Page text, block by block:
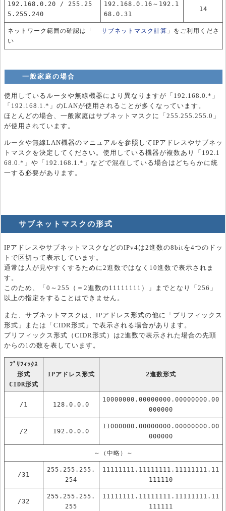
192.168.0.20 / 255.25
5.255.240
192.168.0.16～192.1
68.0.31
14
ネットワーク範囲の確認は「 サブネットマスク計算 」をご利用くださ
い
一般家庭の場合
使用しているルータや無線機器により異なりますが「192.168.0.*」
「192.168.1.*」のLANが使用されることが多くなっています。
ほとんどの場合、一般家庭はサブネットマスクに「255.255.255.0」
が使用されています。
ルータや無線LAN機器のマニュアルを参照してIPアドレスやサブネッ
トマスクを決定してください。使用している機器が複数あり「192.1
68.0.*」や「192.168.1.*」などで混在している場合はどちらかに統
一する必要があります。
サブネットマスクの形式
IPアドレスやサブネットマスクなどのIPv4は2進数の8bitを4つのドッ
トで区切って表示しています。
通常は人が見やすくするために2進数ではなく10進数で表示されま
す。
このため、「0～255（＝2進数の11111111）」までとなり「256」
以上の指定をすることはできません。
また、サブネットマスクは、IPアドレス形式の他に「プリフィックス
形式」または「CIDR形式」で表示される場合があります。
プリフィックス形式（CIDR形式）は2進数で表示された場合の先頭
からの1の数を表しています。
ﾌﾟﾘﾌｨｯｸｽ
形式
CIDR形式
IPアドレス形式 2進数形式
/1 128.0.0.0
10000000.00000000.00000000.00
000000
/2 192.0.0.0
11000000.00000000.00000000.00
000000
～（中略）～
/31
255.255.255.
254
11111111.11111111.11111111.11
111110
/32
255.255.255.
255
11111111.11111111.11111111.11
111111